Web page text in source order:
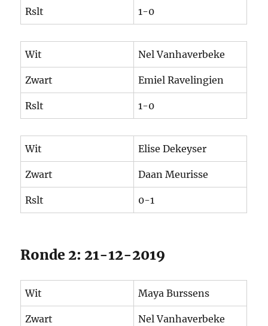
Rslt 1-0
Wit Nel Vanhaverbeke
Zwart Emiel Ravelingien
Rslt 1-0
Wit Elise Dekeyser
Zwart Daan Meurisse
Rslt 0-1
Ronde 2: 21-12-2019
Wit Maya Burssens
Zwart Nel Vanhaverbeke